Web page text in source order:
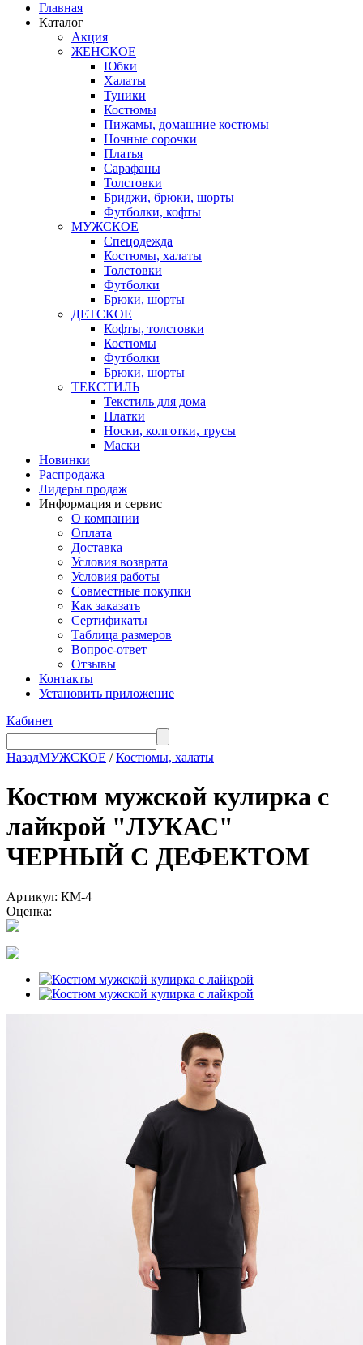
Главная
Каталог
Акция
ЖЕНСКОЕ
Юбки
Халаты
Туники
Костюмы
Пижамы, домашние костюмы
Ночные сорочки
Платья
Сарафаны
Толстовки
Бриджи, брюки, шорты
Футболки, кофты
МУЖСКОЕ
Спецодежда
Костюмы, халаты
Толстовки
Футболки
Брюки, шорты
ДЕТСКОЕ
Кофты, толстовки
Костюмы
Футболки
Брюки, шорты
ТЕКСТИЛЬ
Текстиль для дома
Платки
Носки, колготки, трусы
Маски
Новинки
Распродажа
Лидеры продаж
Информация и сервис
О компании
Оплата
Доставка
Условия возврата
Условия работы
Совместные покупки
Как заказать
Сертификаты
Таблица размеров
Вопрос-ответ
Отзывы
Контакты
Установить приложение
Кабинет
НазадМУЖСКОЕ /Костюмы, халаты
Костюм мужской кулирка с
лайкрой "ЛУКАС"
ЧЕРНЫЙ С ДЕФЕКТОМ
Артикул: КМ-4
Оценка: